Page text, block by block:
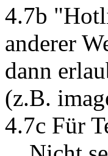
4.7b
anderer
dann
(z.B.
4.7c Für